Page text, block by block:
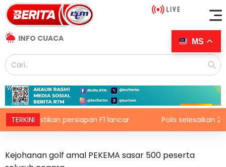
INFO CUACA
TERKINIpersiapan F1 lancar Polis selesaikan 20 kes curi
Kejohanan golf amal PEKEMA sasar 500 peserta
MS